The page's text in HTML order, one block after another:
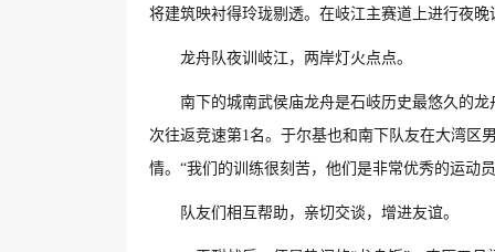
将建筑映衬得玲珑剔透。在岐江主赛道上进行夜
龙舟队夜训岐江，两岸灯火点点。
南下的城南武侯庙龙舟是石岐历史最悠久的
次往返竞速第1名。于尔基也和南下队友在大湾区
情。“我们的训练很刻苦，他们是非常优秀的运动
队友们相互帮助，亲切交谈，增进友谊。